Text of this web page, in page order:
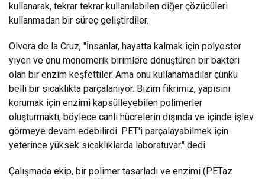
kullanarak, tekrar tekrar kullanılabilen diğer çözücüleri
kullanmadan bir süreç geliştirdiler.
Olvera de la Cruz, "İnsanlar, hayatta kalmak için polyester
yiyen ve onu monomerik birimlere dönüştüren bir bakteri
olan bir enzim keşfettiler. Ama onu kullanamadılar çünkü
belli bir sıcaklıkta parçalanıyor. Bizim fikrimiz, yapısını
korumak için enzimi kapsülleyebilen polimerler
oluşturmaktı, böylece canlı hücrelerin dışında ve içinde işlev
görmeye devam edebilirdi. PET'i parçalayabilmek için
yeterince yüksek sıcaklıklarda laboratuvar." dedi.
Çalışmada ekip, bir polimer tasarladı ve enzimi (PETaz